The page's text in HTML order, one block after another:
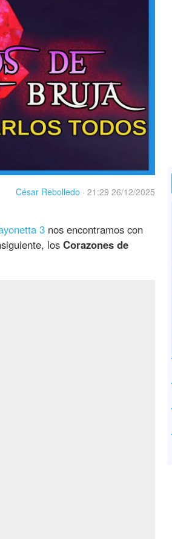
César Rebolledo · 21:29 26/12/2025
3 nos encontramos con
los Corazones de